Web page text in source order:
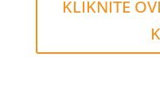
KLIKNITE